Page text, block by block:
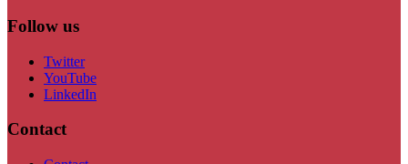
Follow us
Twitter
YouTube
LinkedIn
Contact